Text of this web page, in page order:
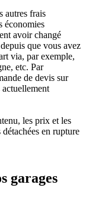
autres frais
économies
avoir changé
que vous avez
via, par exemple,
etc. Par
de devis sur
les prix et les
en rupture
garages